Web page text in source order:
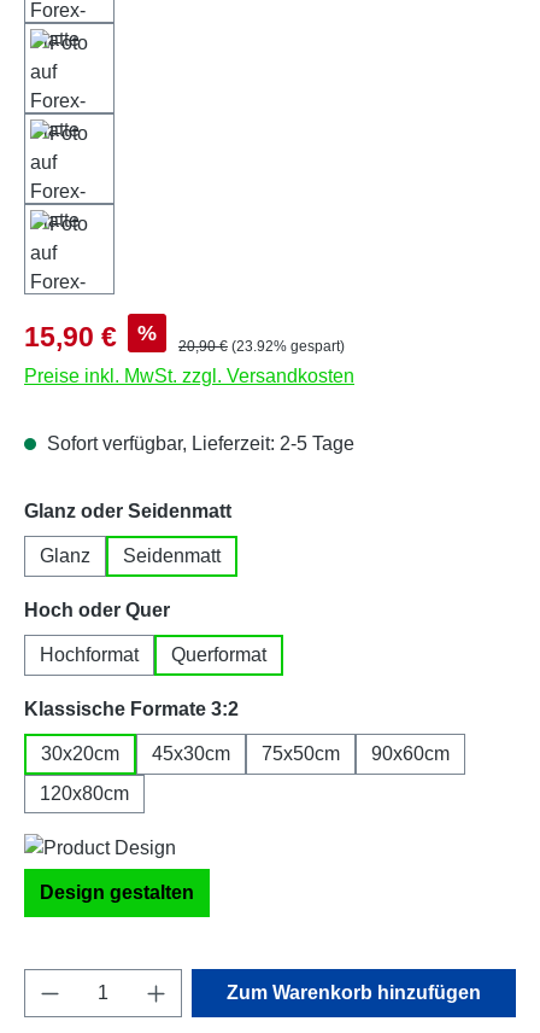
Verkaufspreis:
15,90 € % Regulärer Preis:
20,90 € (23.92% gespart)
Preise inkl. MwSt. zzgl. Versandkosten
Sofort verfügbar, Lieferzeit: 2-5 Tage
Glanz oder Seidenmattauswählen
Glanz Seidenmatt
Hoch oder Querauswählen
Hochformat Querformat
Klassische Formate 3:2
30x20cm 45x30cm 75x50cm
90x60cm
120x80cm
Design gestalten
Produkt Anzahl: Gib den gewünschten
Zum Warenkorb hinzufügen